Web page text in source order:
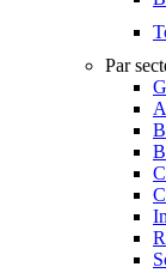
Par